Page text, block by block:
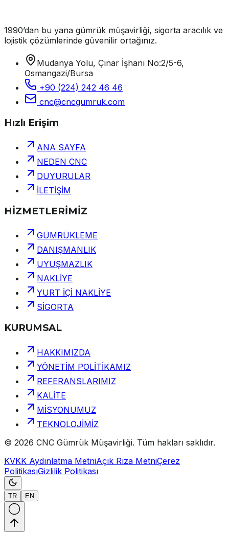
1990’dan bu yana gümrük müşavirliği, sigorta aracılık ve
lojistik çözümlerinde güvenilir ortağınız.
Mudanya Yolu, Çınar İşhanı No:2/5-6,
Osmangazi/Bursa
+90 (224) 242 46 46
cnc@cncgumruk.com
Hızlı Erişim
ANA SAYFA
NEDEN CNC
DUYURULAR
İLETİŞİM
HİZMETLERİMİZ
GÜMRÜKLEME
DANIŞMANLIK
UYUŞMAZLIK
NAKLİYE
YURT İÇİ NAKLİYE
SİGORTA
KURUMSAL
HAKKIMIZDA
YÖNETİM POLİTİKAMIZ
REFERANSLARIMIZ
KALİTE
MİSYONUMUZ
TEKNOLOJİMİZ
© 2026 CNC Gümrük Müşavirliği. Tüm hakları saklıdır.
KVKK Aydınlatma MetniAçık Rıza MetniÇerez
PolitikasıGizlilik Politikası
TR EN